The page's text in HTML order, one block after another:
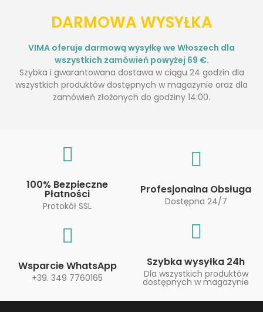
DARMOWA WYSYŁKA
VIMA oferuje darmową wysyłkę we Włoszech dla
wszystkich zamówień powyżej 69 €.
Szybka i gwarantowana dostawa w ciągu 24 godzin dla
wszystkich produktów dostępnych w magazynie oraz dla
zamówień złożonych do godziny 14:00.
100% Bezpieczne
Płatności
Protokół SSL
Profesjonalna Obsługa
Dostępna 24/7
Wsparcie WhatsApp
+39. 349 7760165
Szybka wysyłka 24h
Dla wszystkich produktów
dostępnych w magazynie